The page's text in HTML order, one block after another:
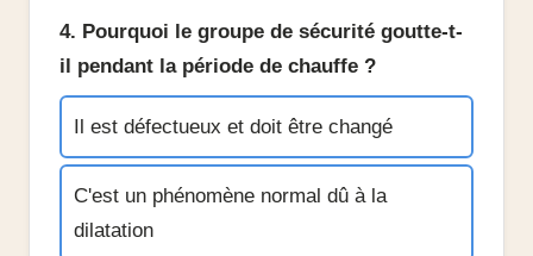
4. Pourquoi le groupe de sécurité goutte-t-
il pendant la période de chauffe ?
Il est défectueux et doit être changé
C'est un phénomène normal dû à la
dilatation